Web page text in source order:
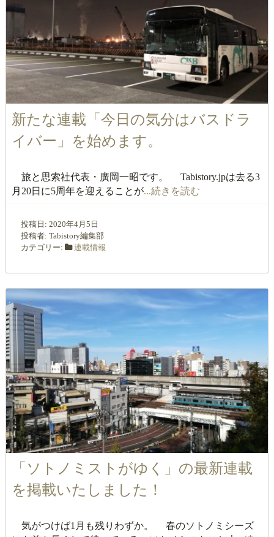
新たな連載「今日の気分はバスドラ
イバー」を始めます。
旅と思索社代表・廣岡一昭です。 Tabistory.jpは去る3
月20日に5周年を迎えることが...続きを読む
投稿日: 2020年4月5日
投稿者: Tabistory編集部
カテゴリー:
連載情報
「ソトノミストがゆく」の最新連載
を掲載いたしました！
気がつけば1月も残りわずか。 春のソトノミシーズ